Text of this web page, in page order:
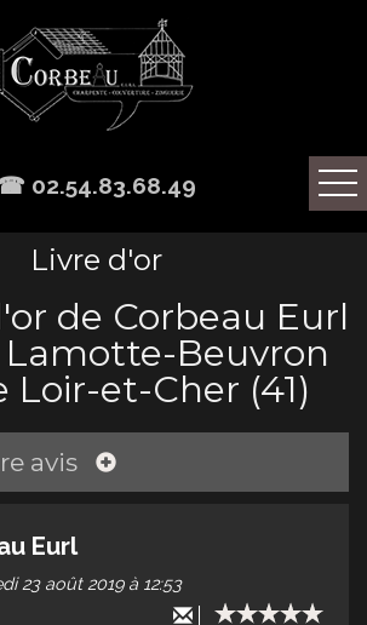
02.54.83.68.49
Livre d'or
de Corbeau Eurl
Lamotte-Beuvron
Loir-et-Cher (41)
avis
Eurl
23 août 2019 à 12:53